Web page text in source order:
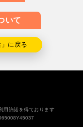
いて
に戻る
用許諾を得ております